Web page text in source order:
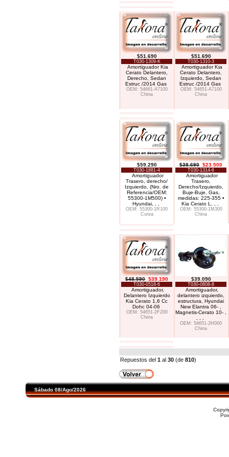
$51.690
T030-1309-K
Amortiguador Kia
Cerato Delantero,
Derecho, Sedan
Estruc /2014 Gas
OEM: 54661-A7100
China
$51.690
T030-1310-3
Amortiguador Kia
Cerato Delantero,
Izquierdo, Sedan
Estruc /2014 Gas
OEM: 54651-A7100
China
$59.290
T030-1881-4
Amortiguador
Trasero, derecho/
Izquierdo, (Nro. de
Referencia/OEM:
55300-1M500) •
Hyundai
OEM: 55300-1R100
Corea
$38.690 $23.500
T030-1314-6
Amortiguador
Trasero,
Derecho/Izquierdo,
Buje-Buje, Gas,
medidas: 225-355 •
Kia Cerato L
OEM: 55300-1M300
China
$48.590 $39.190
T030-0518-6
Amortiguador,
Delantero Izquierdo
Kia Cerato 1,6 Cc
Dohc 04-06
OEM: 54651-2F200
China
$39.090
T030-0808-8
Amortiguador,
delantero izquierdo,
estructura, Hyundai
New Elantra 06- ,
Magnetis-Cerato 10- ,
OEM: 54651-2H000
China
Repuestos del 1 al 30 (de 810)
Sábado 08/Ago/2026